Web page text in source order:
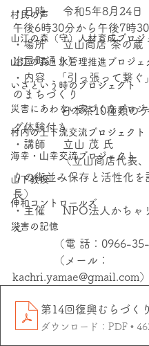
村民の声
山江の森（守）人材育成プロジ
⼭江の森・⽔管理推進プロジェ
いざという時のプロジェクト
災害にあわない家づくりプロジ
村内の上下流交流プロジェクト
海幸・⼭幸交流プロジェクト
山下教授
伸和コントロールズ
災害の記憶
・日時     令和5年8月24日
午後6時30分から午後7時
・場所     立山商店 茶の蔵
冶屋町通り）
・内容   「引っ張って繋ぐ
のまちづくり
              日本茶10種類のテイスティン
グ体験付き
・講師     立山 茂 氏
              （立山商店代表、鍛冶屋町通
りの街並み保存と活性化を
長）
・主催     NPO法人かちゃ
え
（電 話：
kachri.yamae@gmail.com）
第14回復興むらづく
ダウンロード：PDF •